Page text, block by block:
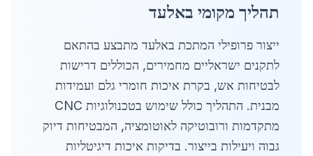
תהליך מקומי באלעד
ייצור פרופילי המתכת באלעד מתבצע בהתאם
לתקנים ישראליים מחמירים, הכוללים דרישות
לבטיחות אש, בקרת איכות חומרי גלם ועמידות
מבנית. התהליך כולל שימוש בטכנולוגיות CNC
מתקדמות ורובוטיקה לאוטומציה, המבטיחות דיוק
גבוה ויעילות בייצור. בדיקות איכות דיגיטליות